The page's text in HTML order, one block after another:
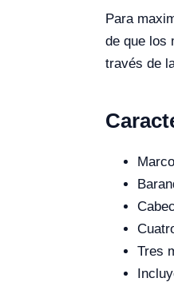
Para
de que los
través de
Tres